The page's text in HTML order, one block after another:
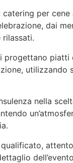
per cene
dai
progettano piatti
utilizzando
nella